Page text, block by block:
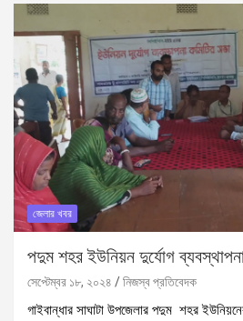
জেলার খবর
পদুম শহর ইউনিয়ন দুর্যোগ
সেপ্টেম্বর ১৮, ২০২৪
নিজস্ব প্রতিবেদক
গাইবান্ধার সাঘাটা উপজেলার পদুম শহর